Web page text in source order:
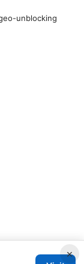
unblocking
×